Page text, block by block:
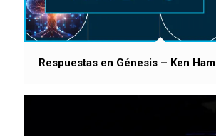
Respuestas en Génesis – Ken Ham